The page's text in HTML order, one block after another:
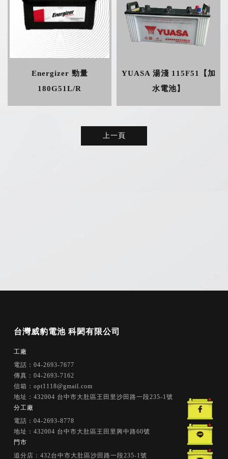
Energizer 勁量
180G51L/R
YUASA 湯淺 115F51【加
水電池】
上一頁
工廠
電話：04-2693-7677
傳真：04-2693-7162
信箱：opt1118@gmail.com
地址：432004 台中市大肚區王田里沙田路一段235-1號
分工廠
電話：04-2693-8778
地址：432004 台中市大肚區王田里興中路60號
門市
追分店：432台中市大肚區沙田路一段235-1號